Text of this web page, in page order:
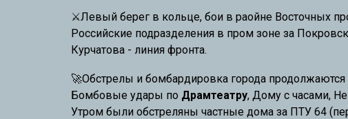
⚔️Левый берег в кольце, бои в раойне Восточных
Российские подразделения в пром зоне за
Курчатова - линия фронта.
🚀Обстрелы и бомбардировка города
Бомбовые удары по Драмтеатру, Дому с часами,
Утром были обстреляны частные дома за ПТУ 64